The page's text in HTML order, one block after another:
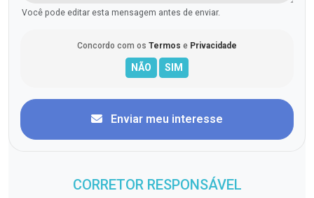
Você pode editar esta mensagem antes de enviar.
Concordo com os Termos e Privacidade
Enviar meu interesse
CORRETOR RESPONSÁVEL